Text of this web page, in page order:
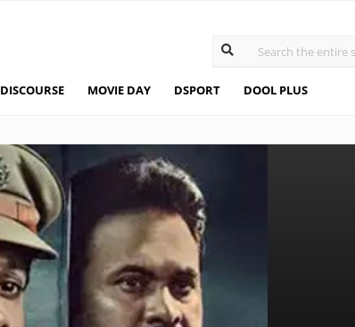
DISCOURSE MOVIE DAY DSPORT DOOL PLUS